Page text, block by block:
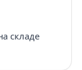
складе